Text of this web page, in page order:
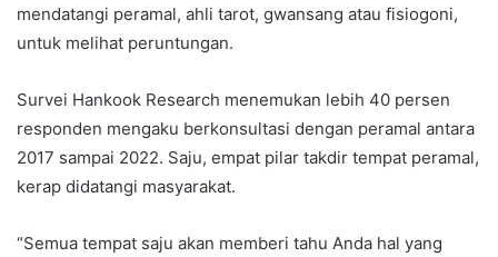
mendatangi peramal, ahli tarot, gwansang atau fisiogoni,
untuk melihat peruntungan.
Survei Hankook Research menemukan lebih 40 persen
responden mengaku berkonsultasi dengan peramal antara
2017 sampai 2022. Saju, empat pilar takdir tempat peramal,
kerap didatangi masyarakat.
“Semua tempat saju akan memberi tahu Anda hal yang